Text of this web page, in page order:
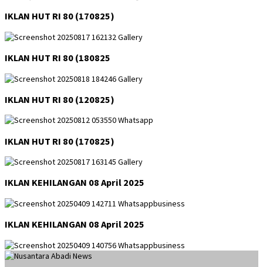
IKLAN HUT RI 80 (170825)
IKLAN HUT RI 80 (180825
IKLAN HUT RI 80 (120825)
IKLAN HUT RI 80 (170825)
IKLAN KEHILANGAN 08 April 2025
IKLAN KEHILANGAN 08 April 2025